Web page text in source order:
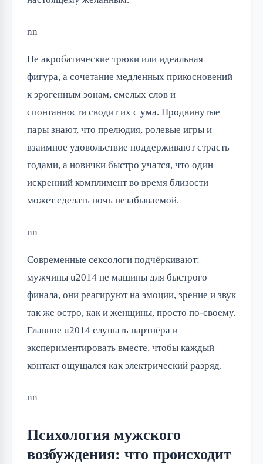
nn
Не акробатические трюки или идеальная
фигура, а сочетание медленных прикосновений
к эрогенным зонам, смелых слов и
спонтанности сводит их с ума. Продвинутые
пары знают, что прелюдия, ролевые игры и
взаимное удовольствие поддерживают страсть
годами, а новички быстро учатся, что один
искренний комплимент во время близости
может сделать ночь незабываемой.
nn
Современные сексологи подчёркивают:
мужчины u2014 не машины для быстрого
финала, они реагируют на эмоции, зрение и звук
так же остро, как и женщины, просто по-своему.
Главное u2014 слушать партнёра и
экспериментировать вместе, чтобы каждый
контакт ощущался как электрический разряд.
nn
Психология мужского
возбуждения: что происходит